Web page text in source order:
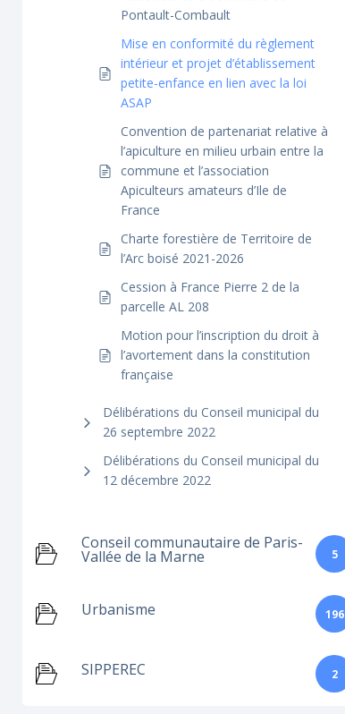
Pontault-Combault
Mise en conformité du règlement
intérieur et projet d’établissement
petite-enfance en lien avec la loi
ASAP
Convention de partenariat relative à
l’apiculture en milieu urbain entre la
commune et l’association
Apiculteurs amateurs d’Ile de
France
Charte forestière de Territoire de
l’Arc boisé 2021-2026
Cession à France Pierre 2 de la
parcelle AL 208
Motion pour l’inscription du droit à
l’avortement dans la constitution
française
Délibérations du Conseil municipal du
26 septembre 2022
Délibérations du Conseil municipal du
12 décembre 2022
Conseil communautaire de Paris-
Vallée de la Marne 5
Urbanisme 196
SIPPEREC 2